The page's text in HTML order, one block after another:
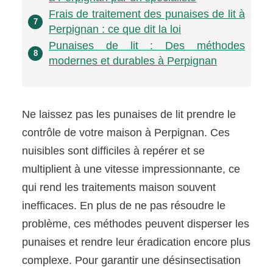
7
Frais de traitement des punaises de lit à
Perpignan : ce que dit la loi
8
Punaises de lit : Des méthodes
modernes et durables à Perpignan
Ne laissez pas les punaises de lit prendre le
contrôle de votre maison à Perpignan. Ces
nuisibles sont difficiles à repérer et se
multiplient à une vitesse impressionnante, ce
qui rend les traitements maison souvent
inefficaces. En plus de ne pas résoudre le
problème, ces méthodes peuvent disperser les
punaises et rendre leur éradication encore plus
complexe. Pour garantir une désinsectisation